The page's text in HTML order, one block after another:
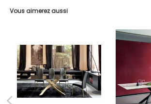
Vous aimerez aussi